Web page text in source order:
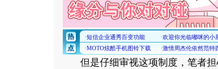
但是仔细审视这项制度，笔者担